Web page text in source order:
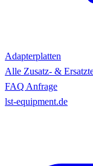
Adapterplatten
Alle Zusatz- &
FAQ Anfrage
lst-equipment.de